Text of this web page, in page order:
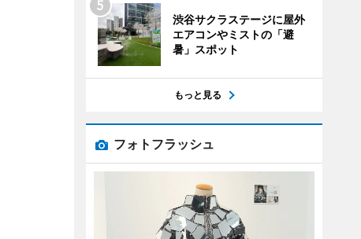
渋谷サクラステージに屋外
エアコンやミストの「避
暑」スポット
もっと見る
フォトフラッシュ